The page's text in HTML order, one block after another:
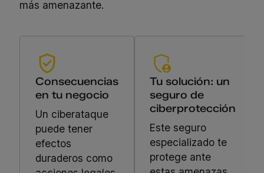
más amenazante.
Consecuencias
en tu negocio
Un ciberataque
puede tener
efectos
duraderos como
Tu solución: un
seguro de
ciberprotección
Este seguro
especializado te
protege ante